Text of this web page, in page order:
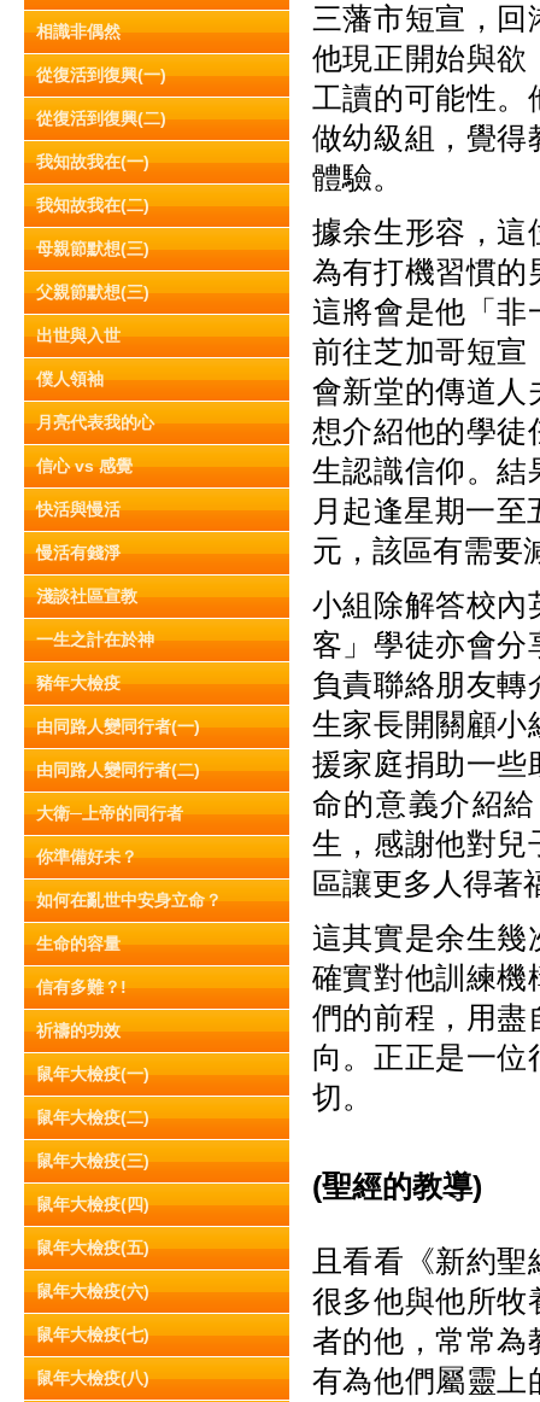
相識非偶然
從復活到復興(一)
從復活到復興(二)
我知故我在(一)
我知故我在(二)
母親節默想(三)
父親節默想(三)
出世與入世
僕人領袖
月亮代表我的心
信心 vs 感覺
快活與慢活
慢活有錢淨
淺談社區宣教
一生之計在於神
豬年大檢疫
由同路人變同行者(一)
由同路人變同行者(二)
大衛─上帝的同行者
你準備好未？
如何在亂世中安身立命？
生命的容量
信有多難？!
祈禱的功效
鼠年大檢疫(一)
鼠年大檢疫(二)
鼠年大檢疫(三)
鼠年大檢疫(四)
鼠年大檢疫(五)
鼠年大檢疫(六)
鼠年大檢疫(七)
鼠年大檢疫(八)
三藩市短宣，
他現正開始與欲
工讀的可能性。
做幼級組，覺得
體驗。
據余生形容，這
為有打機習慣的
這將會是他「非
前往芝加哥短宣
會新堂的傳道人
想介紹他的學徒
生認識信仰。結
月起逢星期一
元，該區有需要
小組除解答校內
客」學徒亦會分
負責聯絡朋友轉
生家長開關顧小
援家庭捐助一些
命的意義介紹
生，感謝他對兒
區讓更多人得著
這其實是余生幾
確實對他訓練機
們的前程，用盡
向。正正是一位
切。
(聖經的教導)
且看看《新約
很多他與他所牧
者的他，常常為
有為他們屬靈上